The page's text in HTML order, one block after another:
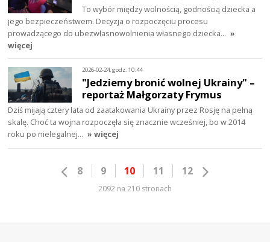
To wybór między wolnością, godnością dziecka a
jego bezpieczeństwem. Decyzja o rozpoczęciu procesu
prowadzącego do ubezwłasnowolnienia własnego dziecka… »
więcej
2026-02-24, godz. 10:44
"Jedziemy bronić wolnej Ukrainy" –
reportaż Małgorzaty Frymus
Dziś mijają cztery lata od zaatakowania Ukrainy przez Rosję na pełną
skalę. Choć ta wojna rozpoczęła się znacznie wcześniej, bo w 2014
roku po nielegalnej… » więcej
8 9 10 11 12
2092 na 210 stronach